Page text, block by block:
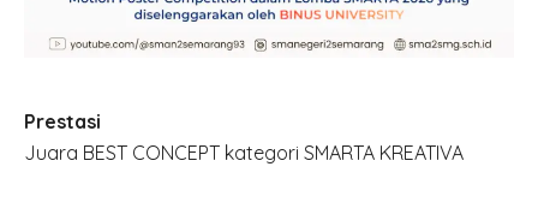
Prestasi
Juara BEST CONCEPT kategori SMARTA KREATIVA